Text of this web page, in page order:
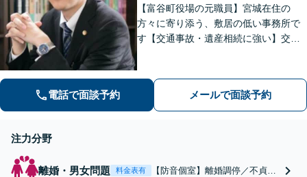
【富谷町役場の元職員】宮城在住の
方々に寄り添う、敷居の低い事務所で
す【交通事故・遺産相続に強い】交通
善の解決方法をご提案いたします【24
時間LINE・メール予約可】【無料駐車
場】
電話で面談予約 メールで面談予約
注力分野
離婚・男女問題 料金表有
【防音個室】離婚調停／不貞慰